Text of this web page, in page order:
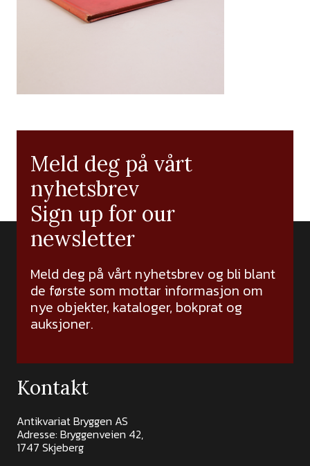
Meld deg på vårt
nyhetsbrev
Sign up for our
newsletter
Meld deg på vårt nyhetsbrev og bli blant
de første som mottar informasjon om
nye objekter, kataloger, bokprat og
auksjoner.
Kontakt
Antikvariat Bryggen AS
Adresse: Bryggenveien 42,
1747 Skjeberg